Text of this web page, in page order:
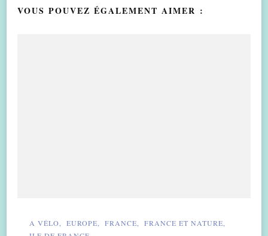
VOUS POUVEZ ÉGALEMENT AIMER :
A VÉLO EUROPE FRANCE
FRANCE ET NATURE